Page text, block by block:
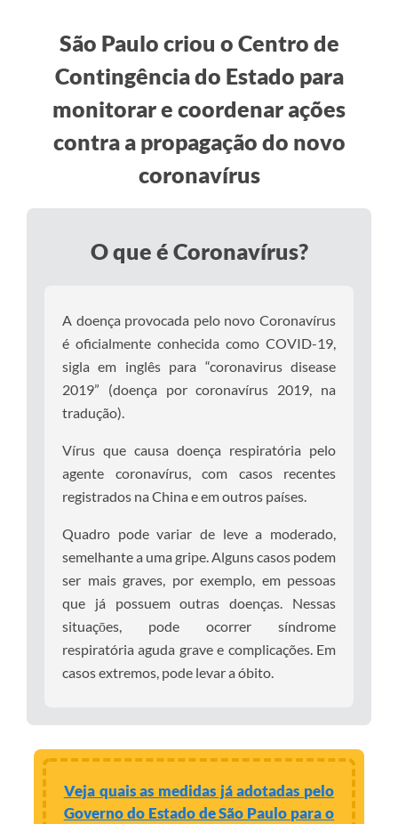
São Paulo criou o Centro de
Contingência do Estado para
monitorar e coordenar ações
contra a propagação do novo
coronavírus
O que é Coronavírus?
A doença provocada pelo novo Coronavírus
é oficialmente conhecida como COVID-19,
sigla em inglês para “coronavirus disease
2019” (doença por coronavírus 2019, na
tradução).
Vírus que causa doença respiratória pelo
agente coronavírus, com casos recentes
registrados na China e em outros países.
Quadro pode variar de leve a moderado,
semelhante a uma gripe. Alguns casos podem
ser mais graves, por exemplo, em pessoas
que já possuem outras doenças. Nessas
situaçōes, pode ocorrer síndrome
respiratória aguda grave e complicações. Em
casos extremos, pode levar a óbito.
Veja quais as medidas já adotadas pelo
Governo do Estado de São Paulo para o